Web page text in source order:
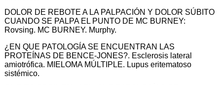
DOLOR DE REBOTE A LA PALPACIÓN Y DOLOR SÚBITO
CUANDO SE PALPA EL PUNTO DE MC BURNEY:
Rovsing. MC BURNEY. Murphy.
¿EN QUE PATOLOGÍA SE ENCUENTRAN LAS
PROTEÍNAS DE BENCE-JONES?. Esclerosis lateral
amiotrófica. MIELOMA MÚLTIPLE. Lupus eritematoso
sistémico.